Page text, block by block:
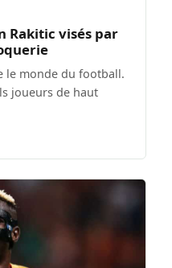
Rakitic visés par
le monde du football.
joueurs de haut